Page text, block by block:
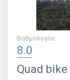
Βαθμολογία:
8.0
Quad bike